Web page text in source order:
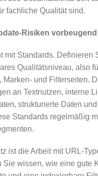
fachliche Qualität sind.
Risiken
mit Standards. Definieren
Qualitätsniveau, also
Marken- und Filterseiten.
an Textnutzen, interne
strukturierte Daten
Standards regelmäßig
ist die Arbeit mit URL-
Sie wissen, wie eine gute